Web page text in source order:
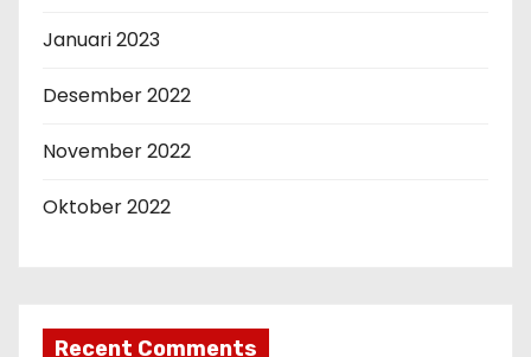
Januari 2023
Desember 2022
November 2022
Oktober 2022
Recent Comments